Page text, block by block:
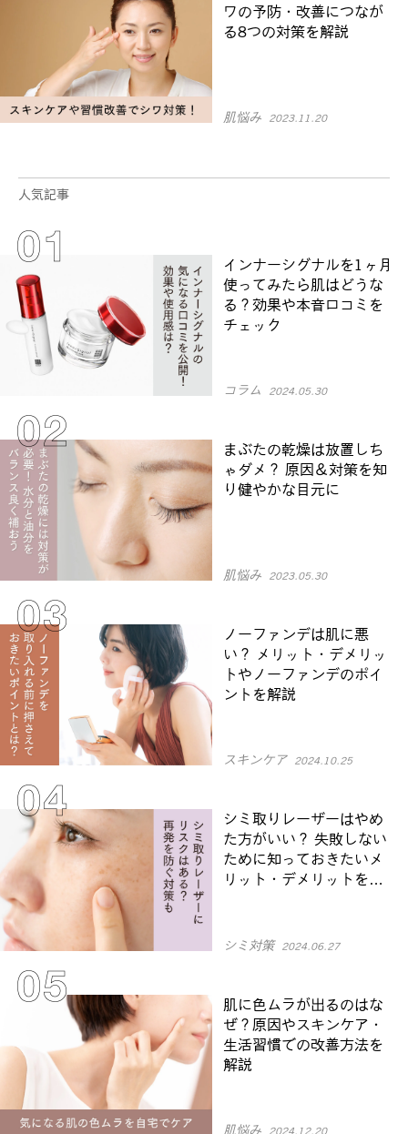
ワの予防・改善につなが
る8つの対策を解説
肌悩み 2023.11.20
人気記事
インナーシグナルを1ヶ月
使ってみたら肌はどうな
る？効果や本音口コミを
チェック
コラム 2024.05.30
まぶたの乾燥は放置しち
ゃダメ？ 原因＆対策を知
り健やかな目元に
肌悩み 2023.05.30
ノーファンデは肌に悪
い？ メリット・デメリッ
トやノーファンデのポイ
ントを解説
スキンケア 2024.10.25
シミ取りレーザーはやめ
た方がいい？ 失敗しない
ために知っておきたいメ
リット・デメリットを解
シミ対策 2024.06.27
肌に色ムラが出るのはな
ぜ？原因やスキンケア・
生活習慣での改善方法を
解説
肌悩み 2024.12.20